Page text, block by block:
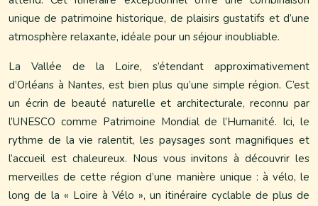
unique de patrimoine historique, de plaisirs gustatifs et d’une
atmosphère relaxante, idéale pour un séjour inoubliable.
La Vallée de la Loire, s’étendant approximativement
d’Orléans à Nantes, est bien plus qu’une simple région. C’est
un écrin de beauté naturelle et architecturale, reconnu par
l’UNESCO comme Patrimoine Mondial de l’Humanité. Ici, le
rythme de la vie ralentit, les paysages sont magnifiques et
l’accueil est chaleureux. Nous vous invitons à découvrir les
merveilles de cette région d’une manière unique : à vélo, le
long de la « Loire à Vélo », un itinéraire cyclable de plus de